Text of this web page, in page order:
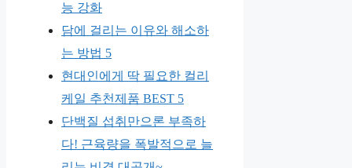
능 강화
담에 걸리는 이유와 해소하
는 방법 5
현대인에게 딱 필요한 컬리
케일 추천제품 BEST 5
단백질 섭취만으론 부족하
다! 근육량을 폭발적으로 늘